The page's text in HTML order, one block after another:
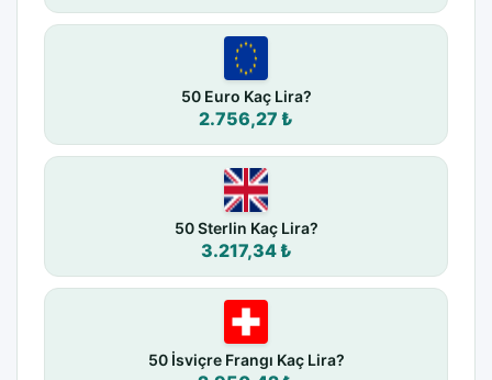
50 Euro Kaç Lira?
2.756,27 ₺
50 Sterlin Kaç Lira?
3.217,34 ₺
50 İsviçre Frangı Kaç Lira?